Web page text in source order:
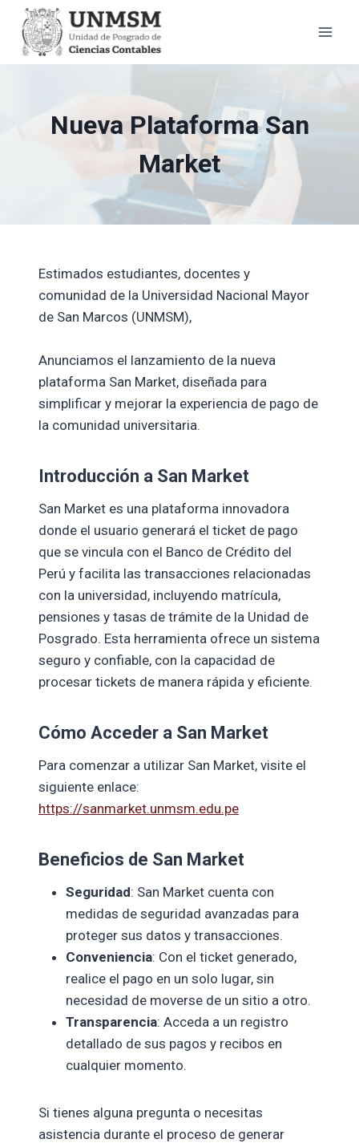
Saltar
contenido
Nueva Plataforma San
Market
Estimados estudiantes, docentes y
comunidad de la Universidad Nacional Mayor
de San Marcos (UNMSM),
Anunciamos el lanzamiento de la nueva
plataforma San Market, diseñada para
simplificar y mejorar la experiencia de pago de
la comunidad universitaria.
Introducción a San Market
San Market es una plataforma innovadora
donde el usuario generará el ticket de pago
que se vincula con el Banco de Crédito del
Perú y facilita las transacciones relacionadas
con la universidad, incluyendo matrícula,
pensiones y tasas de trámite de la Unidad de
Posgrado. Esta herramienta ofrece un sistema
seguro y confiable, con la capacidad de
procesar tickets de manera rápida y eficiente.
Cómo Acceder a San Market
Para comenzar a utilizar San Market, visite el
siguiente enlace:
https://sanmarket.unmsm.edu.pe
Beneficios de San Market
Seguridad: San Market cuenta con
medidas de seguridad avanzadas para
proteger sus datos y transacciones.
Conveniencia: Con el ticket generado,
realice el pago en un solo lugar, sin
necesidad de moverse de un sitio a otro.
Transparencia: Acceda a un registro
detallado de sus pagos y recibos en
cualquier momento.
Si tienes alguna pregunta o necesitas
asistencia durante el proceso de generar